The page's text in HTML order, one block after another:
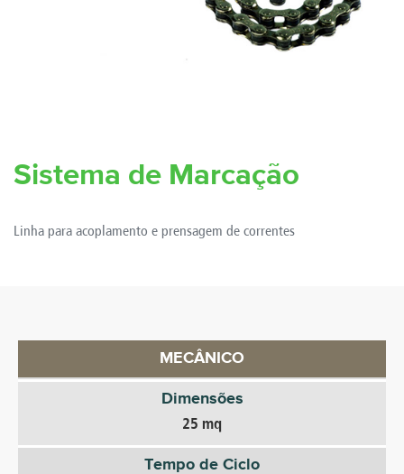
Sistema de Marcação
Linha para acoplamento e prensagem de correntes
MECÂNICO
Dimensões
25 mq
Tempo de Ciclo